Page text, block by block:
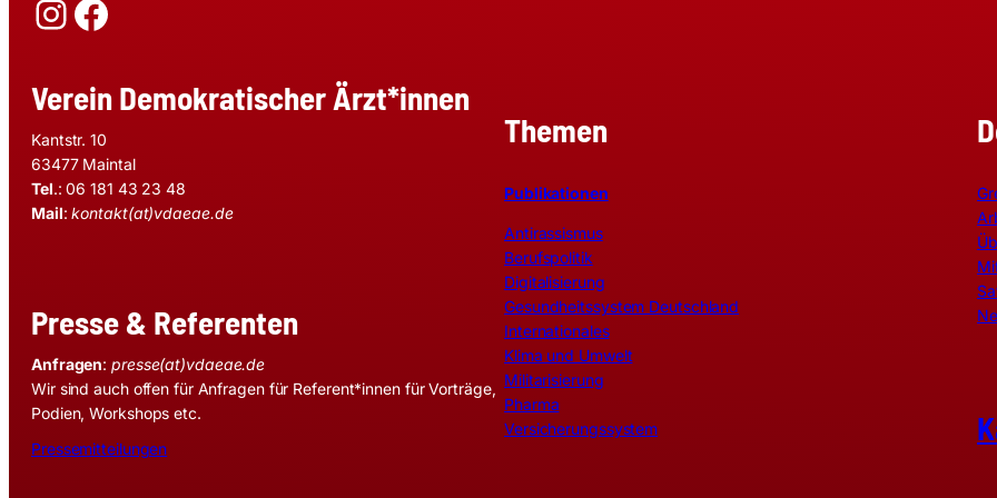
Instagram
Facebook
Verein Demokratischer Ärzt*innen
Kantstr. 10
63477 Maintal
Tel.: 06 181 43 23 48
Mail:kontakt(at)vdaeae.de
Presse & Referenten
Anfragen:presse(at)vdaeae.de
Wir sind auch offen für Anfragen für Referent*innen für Vorträge,
Podien, Workshops etc.
Pressemitteilungen
Themen
Publikationen
Antirassismus
Berufspolitik
Digitalisierung
Gesundheitssystem Deutschland
Internationales
Klima und Umwelt
Militarisierung
Pharma
Versicherungssystem